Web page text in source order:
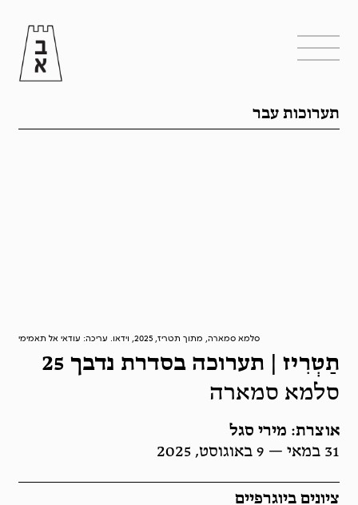
תערוכות עבר
סלמא סמארה, מתוך תטריז, 2025, וידאו. עריכה: עודאי אל תאמימי
תַטְרִיז | תערוכה בסדרת נדבך 25
סלמא סמארה
אוצרת: מירי סגל
31 במאי — 9 באוגוסט, 2025
ציונים ביוגרפיים